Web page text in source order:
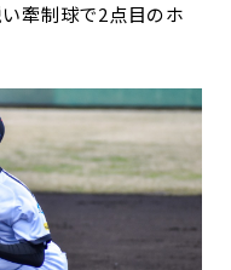
牽制球で2点目のホ